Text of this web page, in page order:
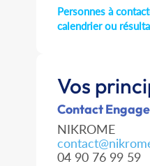
Personnes à
calendrier ou
Vos
Contact
NIKROME
04 90 76 99 59